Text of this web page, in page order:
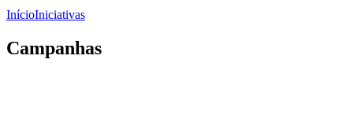
InícioIniciativas
Campanhas